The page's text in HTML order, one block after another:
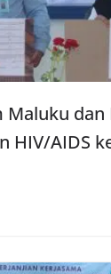
Maluku dan
HIV/AIDS